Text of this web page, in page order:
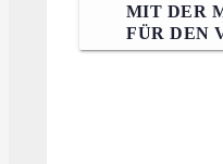
MIT DER
FÜR DEN